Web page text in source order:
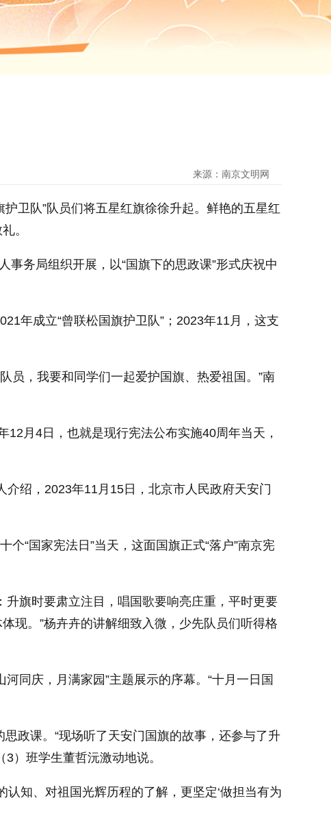
来源：南京文明网
卫队”队员们将五星红旗徐徐升起。鲜艳的五星红
。
务局组织开展，以“国旗下的思政课”形式庆祝中
年成立“曾联松国旗护卫队”；2023年11月，这支
员，我要和同学们一起爱护国旗、热爱祖国。”南
月4日，也就是现行宪法公布实施40周年当天，
绍，2023年11月15日，北京市人民政府天安门
“国家宪法日”当天，这面国旗正式“落户”南京宪
旗时要肃立注目，唱国歌要响亮庄重，平时更要
现。”杨卉卉的讲解细致入微，少先队员们听得格
同庆，月满家园”主题展示的序幕。“十月一日国
政课。“现场听了天安门国旗的故事，还参与了升
）班学生董哲沅激动地说。
知、对祖国光辉历程的了解，更坚定‘做担当有为